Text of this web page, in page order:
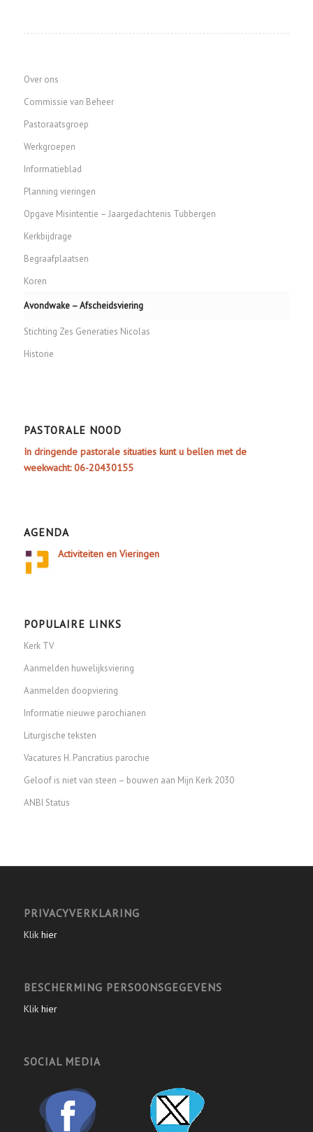
Over ons
Commissie van Beheer
Pastoraatsgroep
Werkgroepen
Informatieblad
Planning vieringen
Opgave Misintentie – Jaargedachtenis Tubbergen
Kerkbijdrage
Begraafplaatsen
Koren
Avondwake – Afscheidsviering
Stichting Zes Generaties Nicolas
Historie
PASTORALE NOOD
In dringende pastorale situaties kunt u bellen met de
weekwacht: 06-20430155
AGENDA
Activiteiten en Vieringen
POPULAIRE LINKS
Kerk TV
Aanmelden huwelijksviering
Aanmelden doopviering
Informatie nieuwe parochianen
Liturgische teksten
Vacatures H. Pancratius parochie
Geloof is niet van steen – bouwen aan Mijn Kerk 2030
ANBI Status
PRIVACYVERKLARING
Klik hier
BESCHERMING PERSOONSGEGEVENS
Klik hier
SOCIAL MEDIA